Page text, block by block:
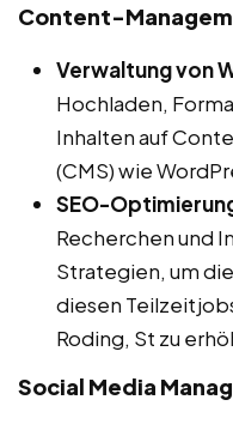
Content-
Verwaltung von
Hochladen,
Inhalten auf
(CMS) wie
SEO-
Recherchen und
Strategien, um
diesen
Roding, St zu
Social Media